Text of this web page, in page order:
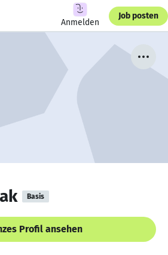
Anmelden
Job posten
Basis
Profil ansehen